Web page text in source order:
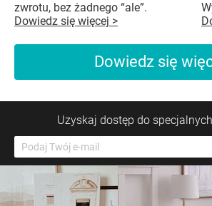
zwrotu, bez żadnego “ale”.
Dowiedz się więcej >
Dowiedz się
Uzyskaj dostęp do